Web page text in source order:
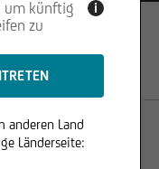
Trading Desk
zum Kauf oder
dürfen nicht
in denen
um künftig
zu
i
anderen Land
Länderseite: